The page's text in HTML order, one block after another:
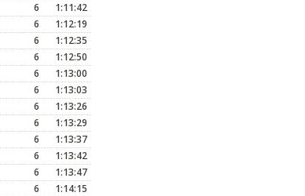
6
1:11:42
6
1:12:19
6
1:12:35
6
1:12:50
6
1:13:00
6
1:13:03
6
1:13:26
6
1:13:29
6
1:13:37
6
1:13:42
6
1:13:47
6
1:14:15